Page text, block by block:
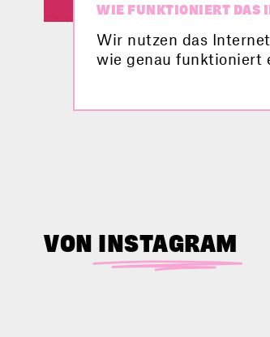
WIE FUNKTIONIERT DAS
Wir nutzen das
wie genau funktioniert
VON INSTAGRAM